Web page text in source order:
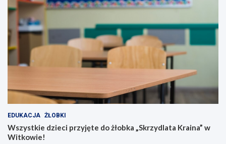
EDUKACJA ŻŁOBKI
Wszystkie dzieci przyjęte do żłobka „Skrzydlata Kraina” w
Witkowie!